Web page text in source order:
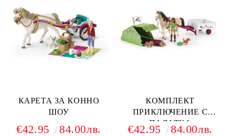
КАРЕТА ЗА КОННО
ШОУ
€42.95 84.00лв.
КОМПЛЕКТ
ПРИКЛЮЧЕНИЕ С
ПАЛАТКА
€42.95 84.00лв.